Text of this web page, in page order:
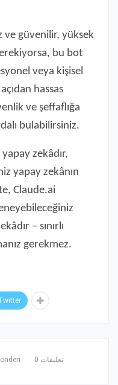
ve güvenilir, yüksek
bu bot
veya kişisel
hassas
ve şeffaflığa
bulabilirsiniz.
zekâdır,
yapay zekânın
Claude.ai
– sınırlı
gerekmez.
0 تعليقات